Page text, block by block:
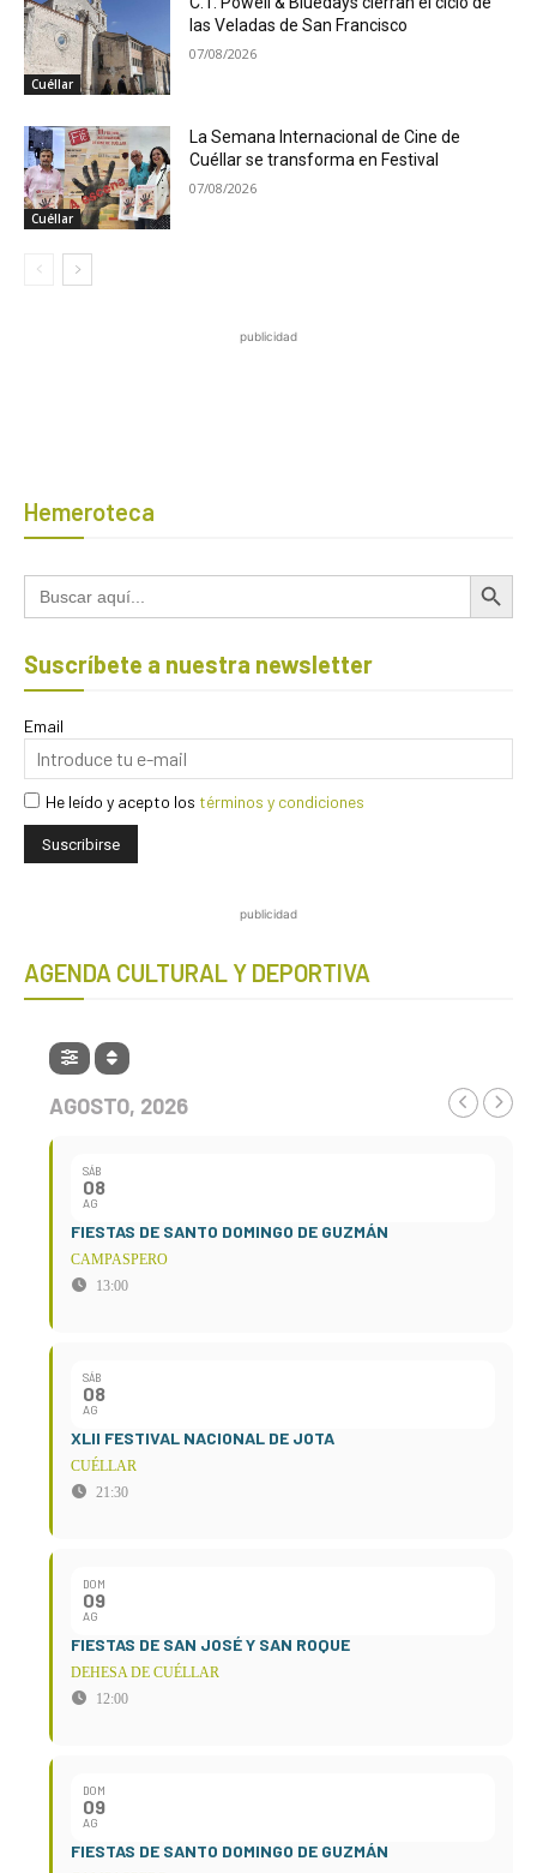
Cuéllar
las Veladas de San Francisco
07/08/2026
Cuéllar
La Semana Internacional de Cine de
Cuéllar se transforma en Festival
07/08/2026
publicidad
Hemeroteca
Buscar: Botón de
Suscríbete a nuestra newsletter
Email
He leído y acepto los términos y condiciones
publicidad
AGENDA CULTURAL Y DEPORTIVA
AGOSTO, 2026
SÁB
08
AG
FIESTAS DE SANTO DOMINGO DE GUZMÁN
CAMPASPERO
13:00
SÁB
08
AG
XLII FESTIVAL NACIONAL DE JOTA
CUÉLLAR
21:30
DOM
09
AG
FIESTAS DE SAN JOSÉ Y SAN ROQUE
DEHESA DE CUÉLLAR
12:00
DOM
09
AG
FIESTAS DE SANTO DOMINGO DE GUZMÁN